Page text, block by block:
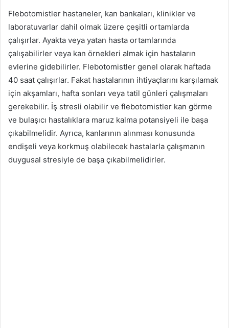
Flebotomistler hastaneler, kan bankaları, klinikler ve
laboratuvarlar dahil olmak üzere çeşitli ortamlarda
çalışırlar. Ayakta veya yatan hasta ortamlarında
çalışabilirler veya kan örnekleri almak için hastaların
evlerine gidebilirler. Flebotomistler genel olarak haftada
40 saat çalışırlar. Fakat hastalarının ihtiyaçlarını karşılamak
için akşamları, hafta sonları veya tatil günleri çalışmaları
gerekebilir. İş stresli olabilir ve flebotomistler kan görme
ve bulaşıcı hastalıklara maruz kalma potansiyeli ile başa
çıkabilmelidir. Ayrıca, kanlarının alınması konusunda
endişeli veya korkmuş olabilecek hastalarla çalışmanın
duygusal stresiyle de başa çıkabilmelidirler.